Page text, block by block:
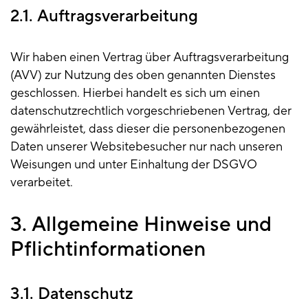
2.1. Auftragsverarbeitung
Wir haben einen Vertrag über Auftragsverarbeitung
(AVV) zur Nutzung des oben genannten Dienstes
geschlossen. Hierbei handelt es sich um einen
datenschutzrechtlich vorgeschriebenen Vertrag, der
gewährleistet, dass dieser die personenbezogenen
Daten unserer Websitebesucher nur nach unseren
Weisungen und unter Einhaltung der DSGVO
verarbeitet.
3. Allgemeine Hinweise und
Pflichtinformationen
3.1. Datenschutz